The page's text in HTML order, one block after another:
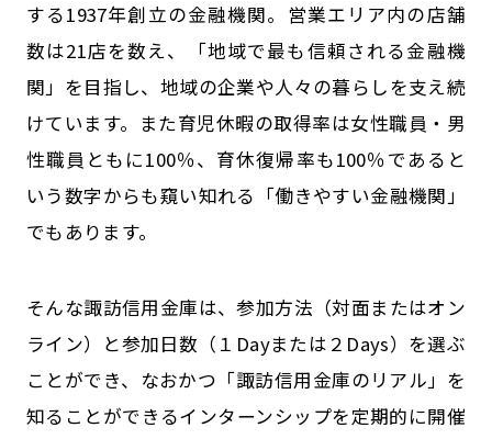
する1937年創立の金融機関。営業エリア内の店舗
数は21店を数え、「地域で最も信頼される金融機
関」を目指し、地域の企業や人々の暮らしを支え続
けています。また育児休暇の取得率は女性職員・男
性職員ともに100％、育休復帰率も100％であると
いう数字からも窺い知れる「働きやすい金融機関」
でもあります。
そんな諏訪信用金庫は、参加方法（対面またはオン
ライン）と参加日数（１Dayまたは２Days）を選ぶ
ことができ、なおかつ「諏訪信用金庫のリアル」を
知ることができるインターンシップを定期的に開催